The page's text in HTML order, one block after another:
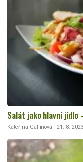
Salát jako hlavní jídlo
Kateřina Gallinová · 21. 8. 2023